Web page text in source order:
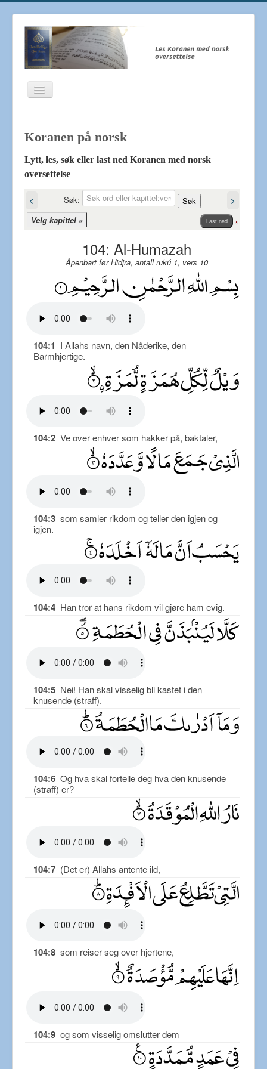
Toggle
Den Hellige Koranen
Om oss
Lenker
Koranen på norsk‎
Lytt, les, søk eller last ned Koranen med norsk
oversettelse
< Søk: Søk
>
Velg kapittel »
Last ned
104: Al-Humazah
Åpenbart før Hidjra, antall rukú 1, vers 10
104:1 I Allahs navn, den Nåderike, den
Barmhjertige.
104:2 Ve over enhver som hakker på, baktaler,
104:3 som samler rikdom og teller den igjen og
igjen.
104:4 Han tror at hans rikdom vil gjøre ham evig.
104:5 Nei! Han skal visselig bli kastet i den
knusende (straff).
104:6 Og hva skal fortelle deg hva den knusende
(straff) er?
104:7 (Det er) Allahs antente ild,
104:8 som reiser seg over hjertene,
104:9 og som visselig omslutter dem